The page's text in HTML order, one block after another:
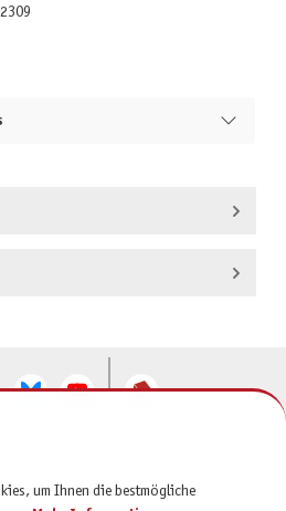
um Ihnen die bestmögliche